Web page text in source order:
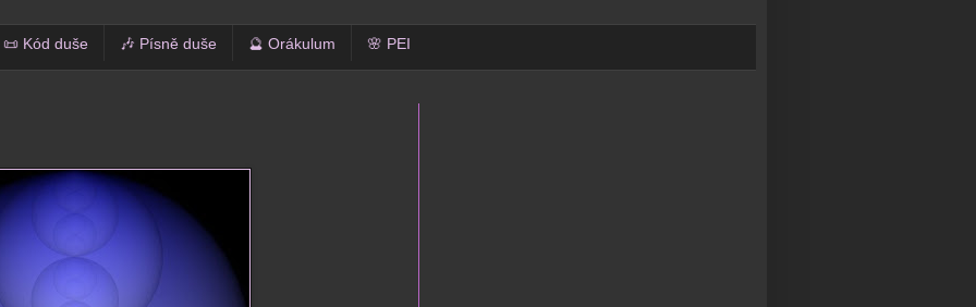
📜 Kód duše 🎶 Písně duše 🔮 Orákulum 🌸 PEI